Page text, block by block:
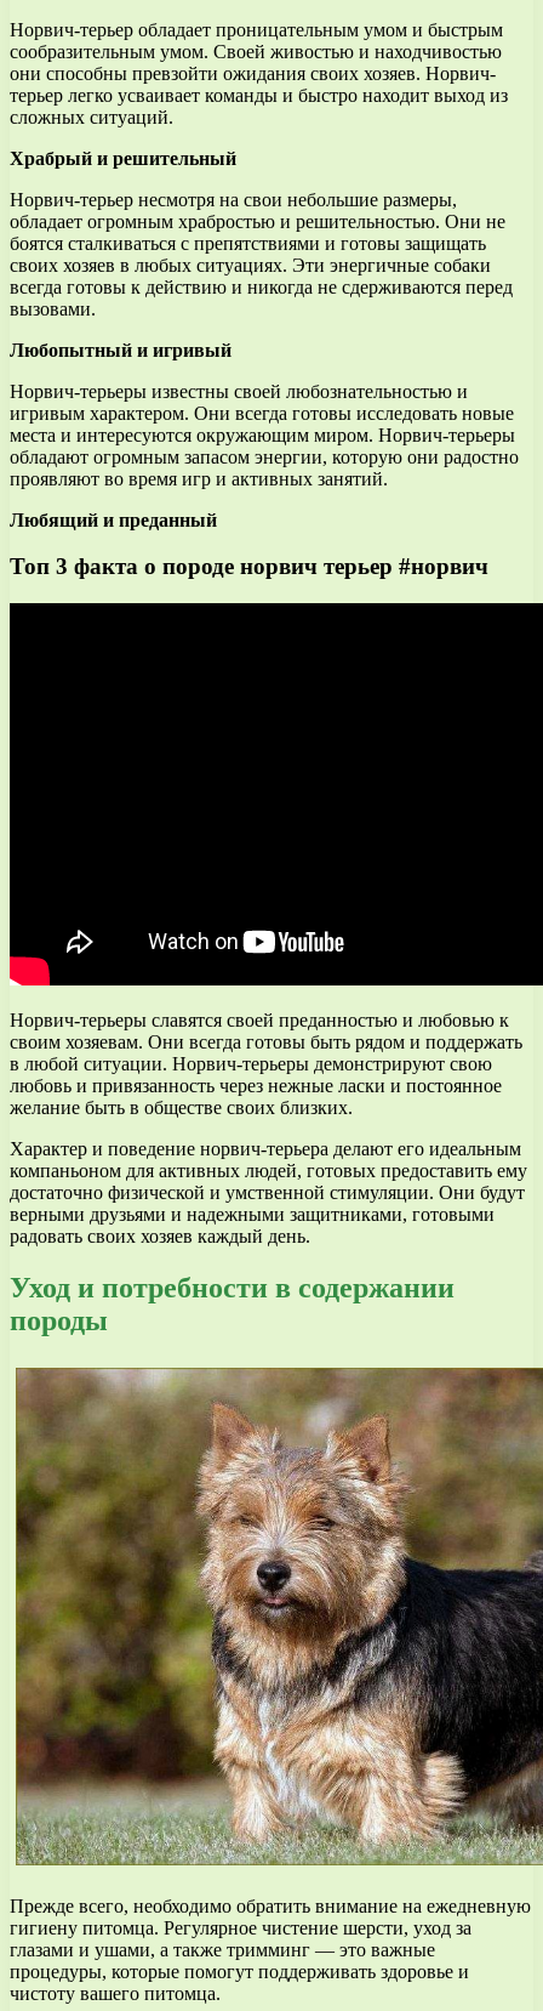
Норвич-терьер обладает проницательным умом и быстрым
сообразительным умом. Своей живостью и находчивостью
они способны превзойти ожидания своих хозяев. Норвич-
терьер легко усваивает команды и быстро находит выход из
сложных ситуаций.
Храбрый и решительный
Норвич-терьер несмотря на свои небольшие размеры,
обладает огромным храбростью и решительностью. Они не
боятся сталкиваться с препятствиями и готовы защищать
своих хозяев в любых ситуациях. Эти энергичные собаки
всегда готовы к действию и никогда не сдерживаются перед
вызовами.
Любопытный и игривый
Норвич-терьеры известны своей любознательностью и
игривым характером. Они всегда готовы исследовать новые
места и интересуются окружающим миром. Норвич-терьеры
обладают огромным запасом энергии, которую они радостно
проявляют во время игр и активных занятий.
Любящий и преданный
Топ 3 факта о породе норвич терьер #норвич
Норвич-терьеры славятся своей преданностью и любовью к
своим хозяевам. Они всегда готовы быть рядом и поддержать
в любой ситуации. Норвич-терьеры демонстрируют свою
любовь и привязанность через нежные ласки и постоянное
желание быть в обществе своих близких.
Характер и поведение норвич-терьера делают его идеальным
компаньоном для активных людей, готовых предоставить ему
достаточно физической и умственной стимуляции. Они будут
верными друзьями и надежными защитниками, готовыми
радовать своих хозяев каждый день.
Уход и потребности в содержании
породы
Прежде всего, необходимо обратить внимание на ежедневную
гигиену питомца. Регулярное чистение шерсти, уход за
глазами и ушами, а также тримминг — это важные
процедуры, которые помогут поддерживать здоровье и
чистоту вашего питомца.